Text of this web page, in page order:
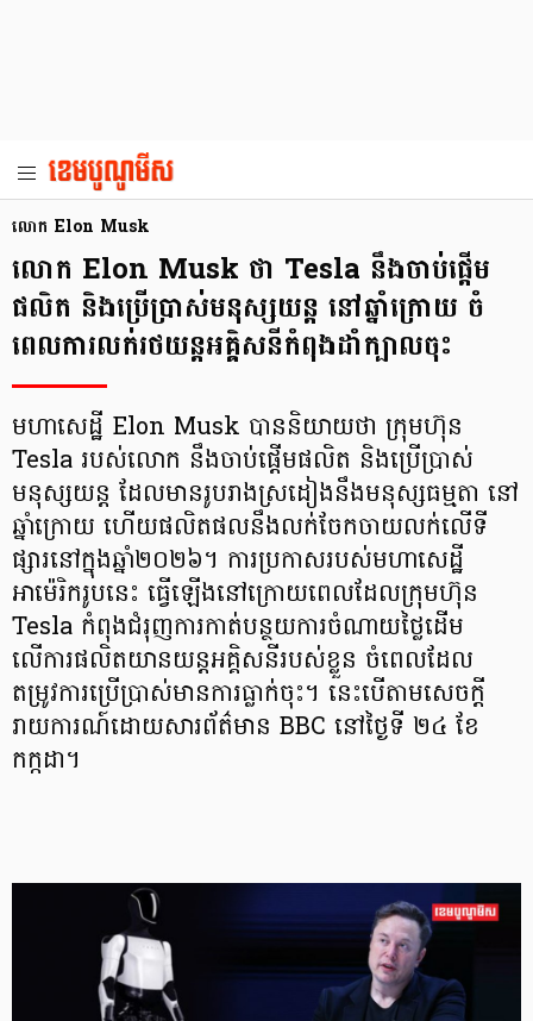
លោក Elon Musk
លោក Elon Musk ថា Tesla នឹងចាប់ផ្ដើម
ផលិត និងប្រើប្រាស់មនុស្សយន្ដ នៅឆ្នាំក្រោយ ចំ
ពេលការលក់រថយន្ដអគ្គិសនីកំពុងដាំក្បាលចុះ
មហាសេដ្ឋី Elon Musk បាននិយាយថា ក្រុមហ៊ុន
Tesla របស់លោក នឹងចាប់ផ្ដើមផលិត និងប្រើប្រាស់
មនុស្សយន្ដ ដែលមានរូបរាងស្រដៀងនឹងមនុស្សធម្មតា នៅ
ឆ្នាំក្រោយ ហើយផលិតផលនឹងលក់ចែកចាយលក់លើទី
ផ្សារនៅក្នុងឆ្នាំ២០២៦។ ការប្រកាសរបស់មហាសេដ្ឋី
អាម៉េរិករូបនេះ ធ្វើឡើងនៅក្រោយពេលដែលក្រុមហ៊ុន
Tesla កំពុងជំរុញការកាត់បន្ថយការចំណាយថ្លៃដើម
លើការផលិតយានយន្ដអគ្គិសនីរបស់ខ្លួន ចំពេលដែល
តម្រូវការប្រើប្រាស់មានការធ្លាក់ចុះ។ នេះបើតាមសេចក្ដី
រាយការណ៍ដោយសារព័ត៌មាន BBC នៅថ្ងៃទី ២៤ ខែ
កក្កដា។